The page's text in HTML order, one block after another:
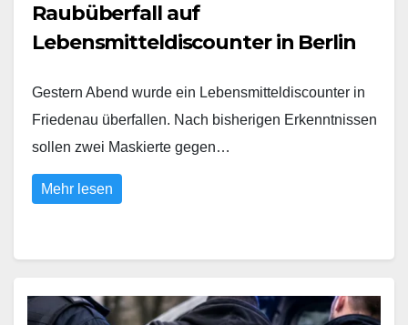
Raubüberfall auf
Lebensmitteldiscounter in Berlin
Gestern Abend wurde ein Lebensmitteldiscounter in
Friedenau überfallen. Nach bisherigen Erkenntnissen
sollen zwei Maskierte gegen…
Mehr lesen